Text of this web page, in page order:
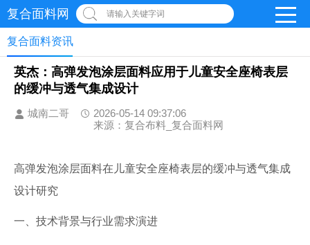
复合面料网 请输入关键字词
复合面料资讯
英杰：高弹发泡涂层面料应用于儿童安全座椅表层
的缓冲与透气集成设计
城南二哥
2026-05-14 09:37:06
来源：复合布料_复合面料网
高弹发泡涂层面料在儿童安全座椅表层的缓冲与透气集成
设计研究
一、技术背景与行业需求演进